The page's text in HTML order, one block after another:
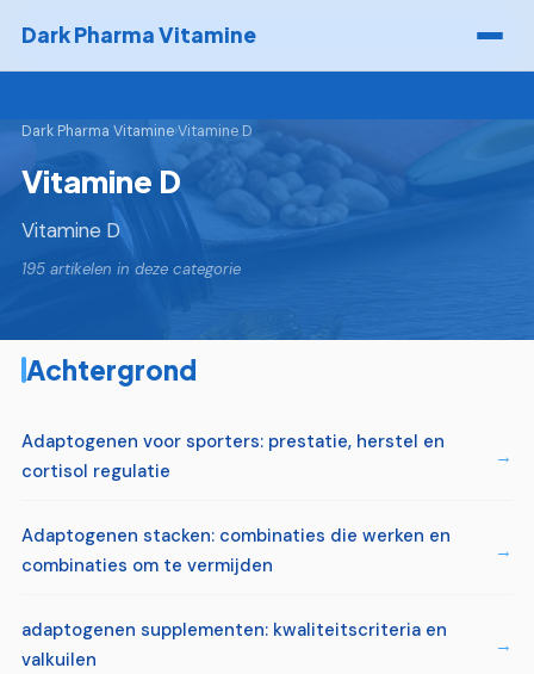
Dark Pharma Vitamine
Dark Pharma Vitamine›Vitamine D
Vitamine D
Vitamine D
195 artikelen in deze categorie
Achtergrond
Adaptogenen voor sporters: prestatie, herstel en
cortisol regulatie
Adaptogenen stacken: combinaties die werken en
combinaties om te vermijden
adaptogenen supplementen: kwaliteitscriteria en
valkuilen